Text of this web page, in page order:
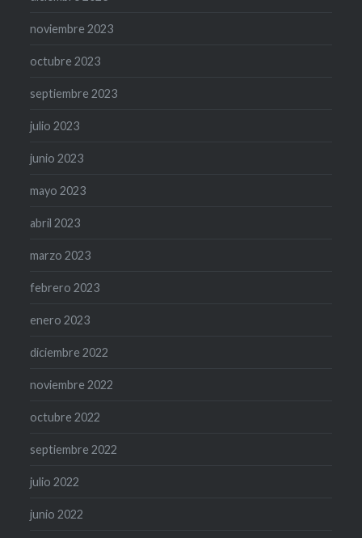
noviembre 2023
octubre 2023
septiembre 2023
julio 2023
junio 2023
mayo 2023
abril 2023
marzo 2023
febrero 2023
enero 2023
diciembre 2022
noviembre 2022
octubre 2022
septiembre 2022
julio 2022
junio 2022